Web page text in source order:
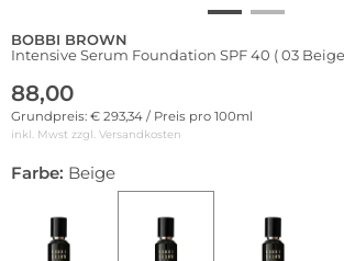
BOBBI BROWN
Intensive Serum Foundation SPF 40 ( 03
88,00
Grundpreis: € 293,34 / Preis pro 100ml
inkl. Mwst zzgl. Versandkosten
Farbe: Beige